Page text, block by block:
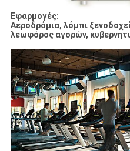
Εφαρμογές:
Αεροδρόμια, λόμπι
λεωφόρος αγορών,